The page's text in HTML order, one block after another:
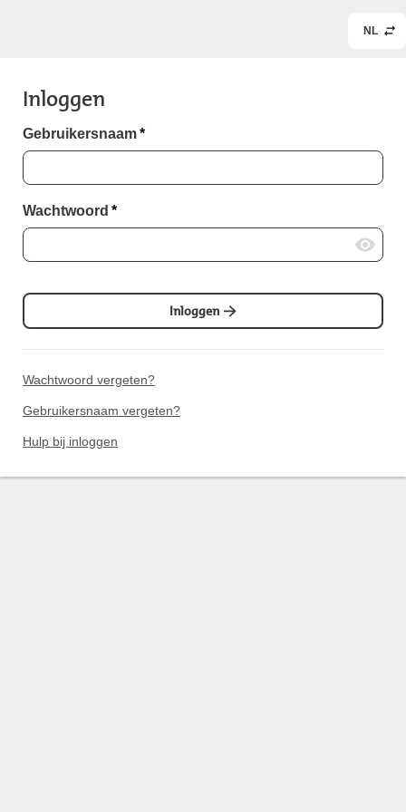
NL
Inloggen
Gebruikersnaam*
Wachtwoord *
Inloggen
Wachtwoord vergeten?
Gebruikersnaam vergeten?
Hulp bij inloggen